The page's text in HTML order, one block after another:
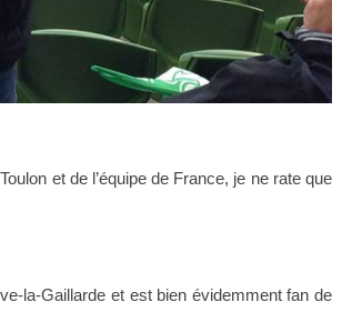
et de l’équipe de France, je ne rate que
la-Gaillarde et est bien évidemment fan de